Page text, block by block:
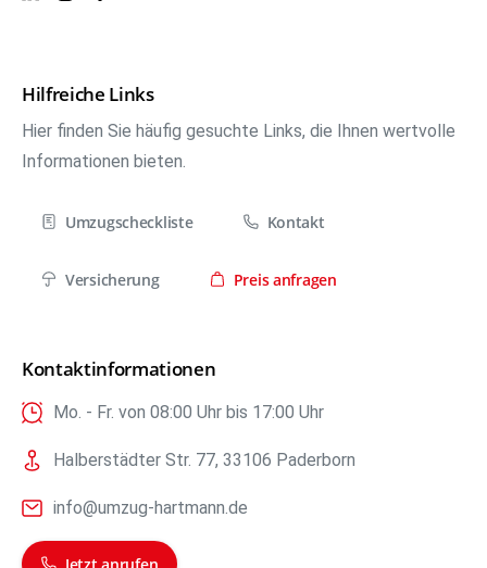
Hilfreiche Links
Hier finden Sie häufig gesuchte Links, die Ihnen wertvolle
Informationen bieten.
Umzugscheckliste Kontakt
Versicherung Preis anfragen
Kontaktinformationen
Mo. - Fr. von 08:00 Uhr bis 17:00 Uhr
Halberstädter Str. 77, 33106 Paderborn
info@umzug-hartmann.de